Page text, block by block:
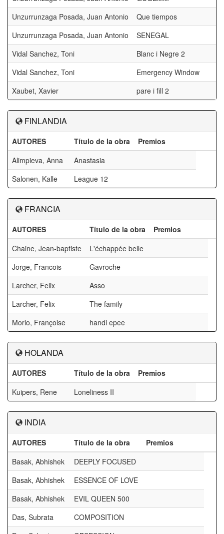
Unzurrunzaga Posada, Juan Antonio
Que tiempos
Unzurrunzaga Posada, Juan Antonio
SENEGAL
Vidal Sanchez, Toni
Blanc i Negre 2
Vidal Sanchez, Toni
Emergency Window
Xaubet, Xavier
pare i fill 2
FINLANDIA
AUTORES Título de la obra
Premios
Alimpieva, Anna
Anastasia
Salonen, Kalle
League 12
FRANCIA
AUTORES Título de la obra
Premios
Chaine, Jean-baptiste
L'échappée belle
Jorge, Francois
Gavroche
Larcher, Felix
Asso
Larcher, Felix
The family
Morio, Françoise
handi epee
HOLANDA
AUTORES Título de la obra
Premios
Kuipers, Rene
Loneliness II
INDIA
AUTORES Título de la obra
Premios
Basak, Abhishek
DEEPLY FOCUSED
Basak, Abhishek
ESSENCE OF LOVE
Basak, Abhishek
EVIL QUEEN 500
Das, Subrata
COMPOSITION